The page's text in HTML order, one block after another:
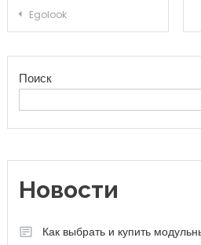
Навигация по
Egolook
Поиск
Новости
Как выбрать и купить